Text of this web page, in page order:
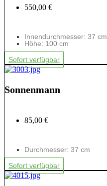
550,00 €
Innendurchmesser: 37 cm
Höhe: 100 cm
Sofort verfügbar
Sonnenmann
85,00 €
Durchmesser: 37 cm
Sofort verfügbar